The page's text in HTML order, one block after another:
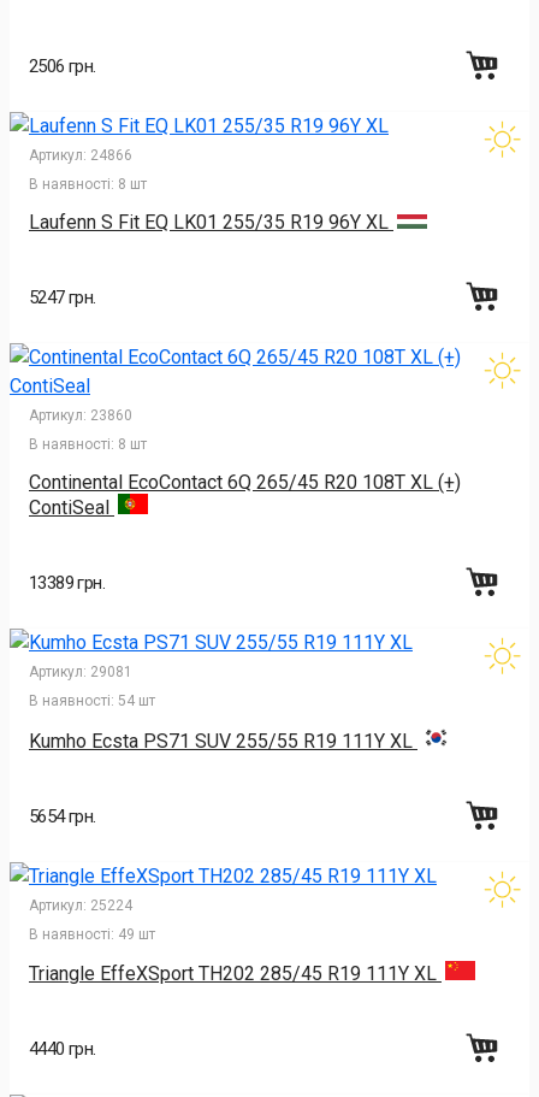
2506 грн.
Артикул: 24866
В наявності: 8 шт
Laufenn S Fit EQ LK01 255/35 R19 96Y XL
5247 грн.
Артикул: 23860
В наявності: 8 шт
Continental EcoContact 6Q 265/45 R20 108T XL (+)
ContiSeal
13389 грн.
Артикул: 29081
В наявності: 54 шт
Kumho Ecsta PS71 SUV 255/55 R19 111Y XL
5654 грн.
Артикул: 25224
В наявності: 49 шт
Triangle EffeXSport TH202 285/45 R19 111Y XL
4440 грн.